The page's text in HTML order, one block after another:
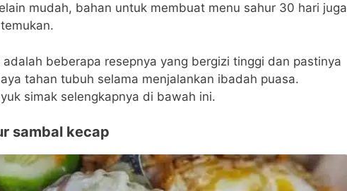
mudah, bahan untuk membuat menu sahur 30 hari juga
beberapa resepnya yang bergizi tinggi dan pastinya
tahan tubuh selama menjalankan ibadah puasa.
simak selengkapnya di bawah ini.
sambal kecap